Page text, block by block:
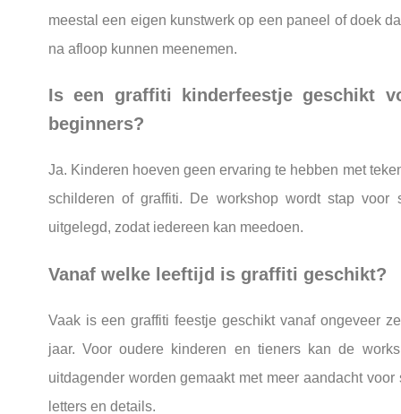
meestal een eigen kunstwerk op een paneel of doek
na afloop kunnen meenemen.
Is een graffiti kinderfeestje geschikt
beginners?
Ja. Kinderen hoeven geen ervaring te hebben met
schilderen of graffiti. De workshop wordt stap voor
uitgelegd, zodat iedereen kan meedoen.
Vanaf welke leeftijd is graffiti geschikt?
Vaak is een graffiti feestje geschikt vanaf ongeveer
jaar. Voor oudere kinderen en tieners kan de
uitdagender worden gemaakt met meer aandacht voor
letters en details.